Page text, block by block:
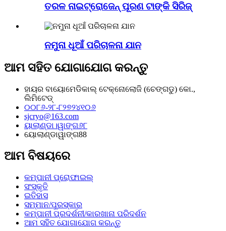
ତରଳ ନାଇଟ୍ରୋଜେନ୍ ପୂରଣ ଟାଙ୍କି ସିରିଜ୍
ନମୁନା ଧୂଆଁ ପରିଚାଳନା ଯାନ
ଆମ ସହିତ ଯୋଗାଯୋଗ କରନ୍ତୁ
ହାୟର ବାୟୋମେଡିକାଲ୍ ଟେକ୍ନୋଲୋଜି (ଚେଙ୍ଗଡୁ) କୋ.,
ଲିମିଟେଡ୍
୦୦୮୬-୨୮-୮୨୭୨୪୧୦୬
sjcryo@163.com
ୟାଲାଣ୍ଡା।ୱାଙ୍ଗ୬୮
ୟୋଲାଣ୍ଡାୱାଙ୍ଗ88
ଆମ ବିଷୟରେ
କମ୍ପାନୀ ପ୍ରୋଫାଇଲ୍
ସଂସ୍କୃତି
ଇତିହାସ
ସମ୍ମାନ/ପୁରସ୍କାର
କମ୍ପାନୀ ପ୍ରଦର୍ଶନୀ/କାରଖାନା ପରିଦର୍ଶନ
ଆମ ସହିତ ଯୋଗାଯୋଗ କରନ୍ତୁ